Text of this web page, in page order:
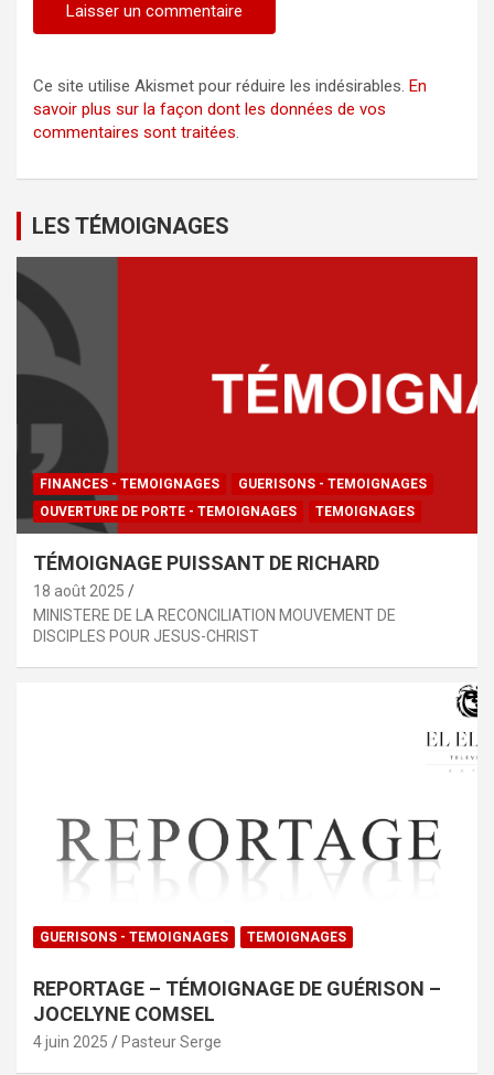
Ce site utilise Akismet pour réduire les indésirables. En
savoir plus sur la façon dont les données de vos
commentaires sont traitées.
LES TÉMOIGNAGES
FINANCES - TEMOIGNAGES
GUERISONS - TEMOIGNAGES
OUVERTURE DE PORTE - TEMOIGNAGES
TEMOIGNAGES
TÉMOIGNAGE PUISSANT DE RICHARD
18 août 2025
MINISTERE DE LA RECONCILIATION MOUVEMENT DE
DISCIPLES POUR JESUS-CHRIST
GUERISONS - TEMOIGNAGES TEMOIGNAGES
REPORTAGE – TÉMOIGNAGE DE GUÉRISON –
JOCELYNE COMSEL
4 juin 2025 Pasteur Serge